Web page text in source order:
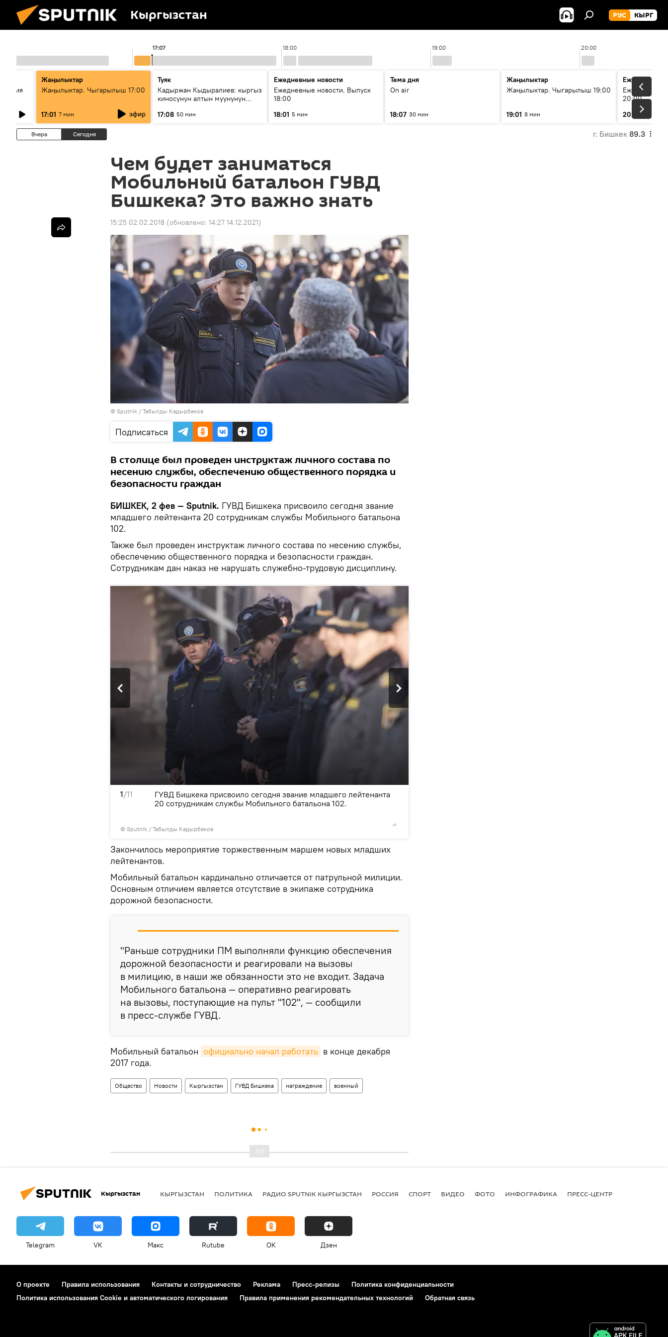
Кыргызстан РУС КЫРГ
18:00 19:00 20:00
17:07
Жаңылыктар
Жаңылыктар. Чыгарылыш 17:00
17:01 7 мин эфир
Туяк
Кадыржан Кыдыралиев: кыргыз
киносунун алтын муунунун
17:08 50 мин
Ежедневные новости
Ежедневные новости. Выпуск
18:00
18:01 5 мин
Тема дня
On air
18:07 30 мин
Жаңылыктар
Жаңылыктар. Чыгарылыш 19:00
19:01 8 мин
Ежедневные
Ежедневные
20:00
20:01
Вчера Сегодня г. Бишкек 89.3
Чем будет заниматься
Мобильный батальон ГУВД
Бишкека? Это важно знать
15:25 02.02.2018 (обновлено: 14:27 14.12.2021)
© Sputnik / Табылды Кадырбеков
Подписаться
В столице был проведен инструктаж личного состава по
несению службы, обеспечению общественного порядка и
безопасности граждан
БИШКЕК, 2 фев — Sputnik. ГУВД Бишкека присвоило сегодня звание
младшего лейтенанта 20 сотрудникам службы Мобильного батальона
102.
Также был проведен инструктаж личного состава по несению службы,
обеспечению общественного порядка и безопасности граждан.
Сотрудникам дан наказ не нарушать служебно-трудовую дисциплину.
1/11
© Sputnik / Табылды Кадырбеков
ГУВД Бишкека присвоило сегодня звание младшего лейтенанта
20 сотрудникам службы Мобильного батальона 102.
Закончилось мероприятие торжественным маршем новых младших
лейтенантов.
Мобильный батальон кардинально отличается от патрульной милиции.
Основным отличием является отсутствие в экипаже сотрудника
дорожной безопасности.
"Раньше сотрудники ПМ выполняли функцию обеспечения
дорожной безопасности и реагировали на вызовы
в милицию, в наши же обязанности это не входит. Задача
Мобильного батальона — оперативно реагировать
на вызовы, поступающие на пульт "102", — сообщили
в пресс-службе ГУВД.
Мобильный батальон официально начал работать в конце декабря
2017 года.
Общество Новости Кыргызстан ГУВД Бишкека награждение военный
Кыргызстан КЫРГЫЗСТАН ПОЛИТИКА РАДИО SPUTNIK КЫРГЫЗСТАН РОССИЯ СПОРТ ВИДЕО ФОТО ИНФОГРАФИКА ПРЕСС-ЦЕНТР
Telegram VK Макс Rutube OK Дзен
О проекте Правила использования Контакты и сотрудничество Реклама Пресс-релизы
Политика конфиденциальности
Политика использования Cookie и автоматического логирования
Правила применения рекомендательных технологий Обратная связь